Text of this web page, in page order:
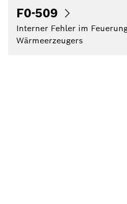
F0-509
Interner Fehler im
Wärmeerzeugers